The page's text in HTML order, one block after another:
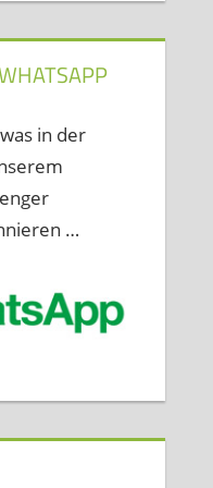
in der
…